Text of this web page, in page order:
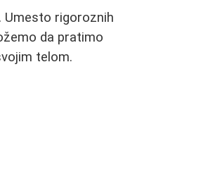
Umesto rigoroznih
da pratimo
telom.